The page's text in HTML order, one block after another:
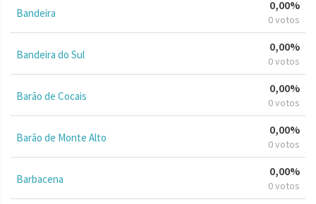
Bandeira
0,00%
0 votos
Bandeira do Sul
0,00%
0 votos
Barão de Cocais
0,00%
0 votos
Barão de Monte Alto
0,00%
0 votos
Barbacena
0,00%
0 votos